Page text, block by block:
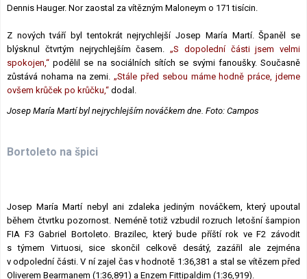
Dennis Hauger. Nor zaostal za vítězným Maloneym o 171 tisícin.
Z nových tváří byl tentokrát nejrychlejší Josep María Martí. Španěl se
blýsknul čtvrtým nejrychlejším časem. „S dopolední části jsem velmi
spokojen,“ podělil se na sociálních sítích se svými fanoušky. Současně
zůstává nohama na zemi.„Stále před sebou máme hodně práce, jdeme
ovšem krůček po krůčku,“ dodal.
Josep María Martí byl nejrychlejším nováčkem dne. Foto: Campos
Bortoleto na špici
Josep María Martí nebyl ani zdaleka jediným nováčkem, který upoutal
během čtvrtku pozornost. Neméně totiž vzbudil rozruch letošní šampion
FIA F3 Gabriel Bortoleto. Brazilec, který bude příští rok ve F2 závodit
s týmem Virtuosi, sice skončil celkově desátý, zazářil ale zejména
v odpolední části. V ní zajel čas v hodnotě 1:36,381 a stal se vítězem před
Oliverem Bearmanem (1:36,891) a Enzem Fittipaldim (1:36,919).